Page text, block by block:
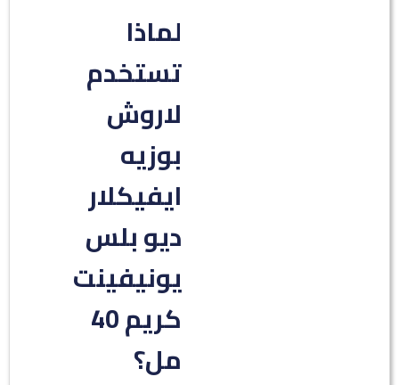
لماذا
تستخدم
لاروش
بوزيه
ايفيكلار
ديو بلس
يونيفينت
كريم 40
مل؟